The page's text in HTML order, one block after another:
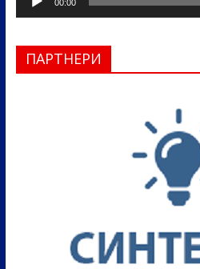
00:00
ПАРТНЕРИ